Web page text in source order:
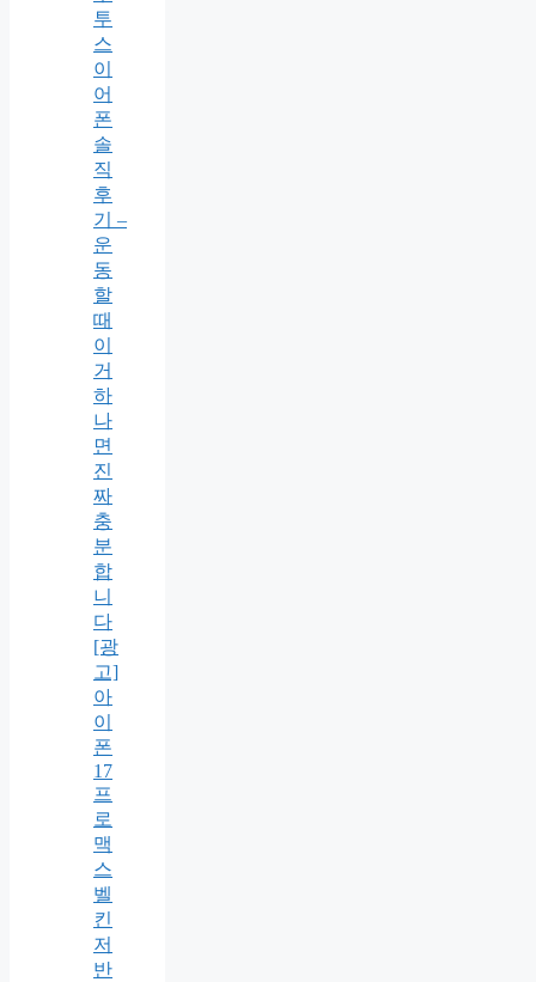
투
스
이
어
폰
솔
직
후
기 –
운
동
할
때
이
거
하
나
면
진
짜
충
분
합
니
다
[광
고]
아
이
폰
17
프
로
맥
스
벨
킨
저
반